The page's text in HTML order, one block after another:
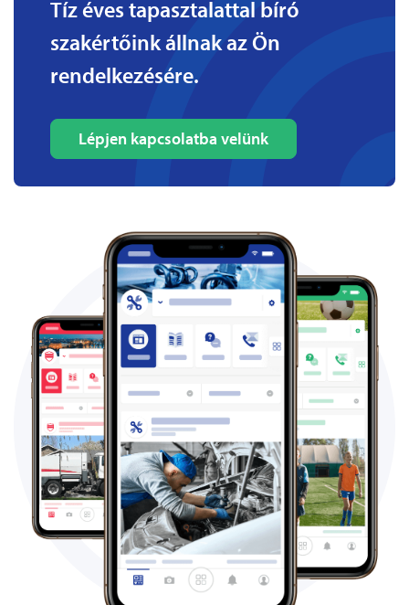
Tíz éves tapasztalattal bíró
szakértőink állnak az Ön
rendelkezésére.
Lépjen kapcsolatba velünk